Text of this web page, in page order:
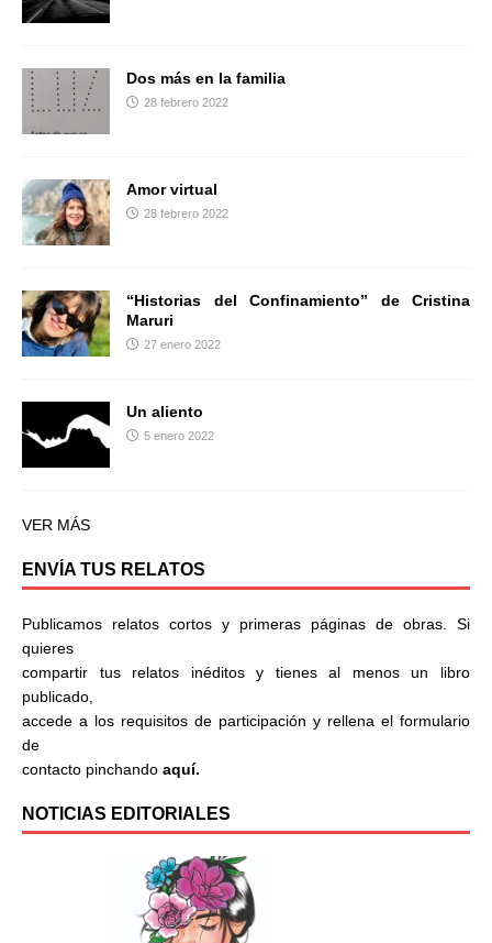
Dos más en la familia
28 febrero 2022
Amor virtual
28 febrero 2022
“Historias del Confinamiento” de Cristina
Maruri
27 enero 2022
Un aliento
5 enero 2022
VER MÁS
ENVÍA TUS RELATOS
Publicamos relatos cortos y primeras páginas de obras. Si
quieres
compartir tus relatos inéditos y tienes al menos un libro
publicado,
accede a los requisitos de participación y rellena el formulario
de
contacto pinchando aquí.
NOTICIAS EDITORIALES